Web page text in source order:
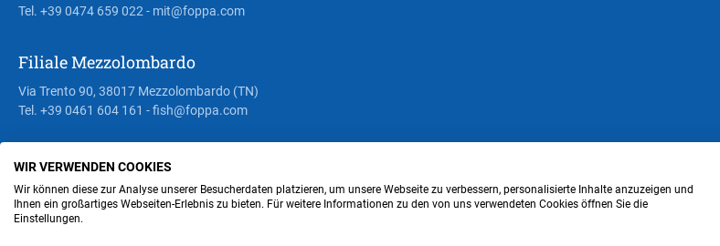
Tel. +39 0474 659 022 - mit@foppa.com
Filiale Mezzolombardo
Via Trento 90, 38017 Mezzolombardo (TN)
Tel. +39 0461 604 161 - fish@foppa.com
Steuer- und MwSt.- Nr. IT00676670219 AGB Privacy Policy Impressum
WIR VERWENDEN COOKIES
Wir können diese zur Analyse unserer Besucherdaten platzieren, um unsere Webseite zu verbessern, personalisierte Inhalte anzuzeigen und
Ihnen ein großartiges Webseiten-Erlebnis zu bieten. Für weitere Informationen zu den von uns verwendeten Cookies öffnen Sie die
Einstellungen.